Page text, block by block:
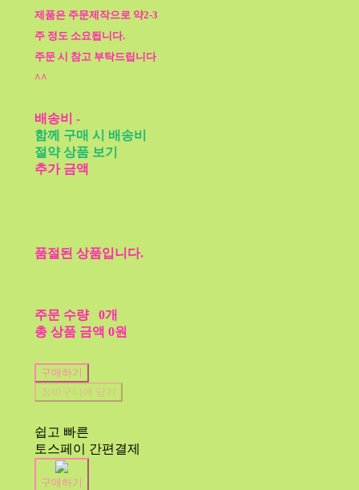
제품은 주문제작으로 약2-3
주 정도 소요됩니다.
주문 시 참고 부탁드립니다
^^
배송비 -
함께 구매 시 배송비
절약 상품 보기
추가 금액
품절된 상품입니다.
주문 수량
0개
총 상품 금액 0원
구매하기
장바구니에 담기
쉽고 빠른
토스페이 간편결제
구매하기